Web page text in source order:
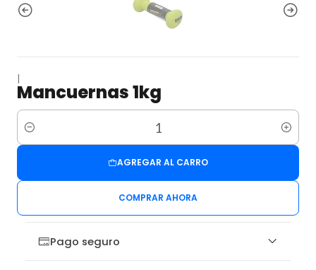
Mancuernas 1kg
Cantidad
AGREGAR AL CARRO
COMPRAR AHORA
Pago seguro